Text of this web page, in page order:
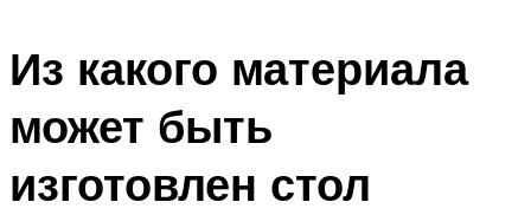
Из какого материала
может быть
изготовлен стол